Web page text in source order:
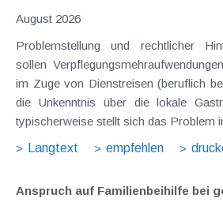
August 2026
Problemstellung und rechtlicher Hintergrund
sollen
im Zuge von Dienstreisen (beruflich
die Unkenntnis über die lokale
typischerweise stellt sich das Problem
Langtext
empfehlen
Anspruch auf Familienbeihilfe bei